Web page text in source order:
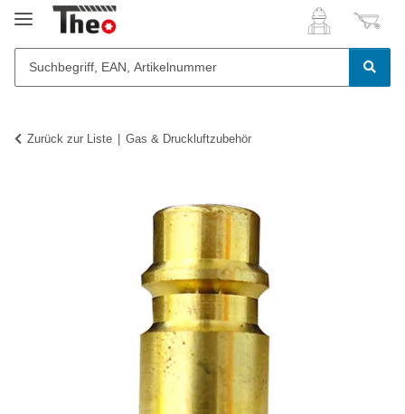
Zurück zur Liste Gas & Druckluftzubehör